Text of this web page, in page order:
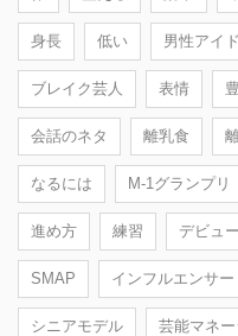
身長 低い 男性アイ
ブレイク芸人 表情
会話のネタ 離乳食
なるには M-1グランプリ
進め方 練習 デビュ
SMAP インフルエンサー
シニアモデル 芸能マネ